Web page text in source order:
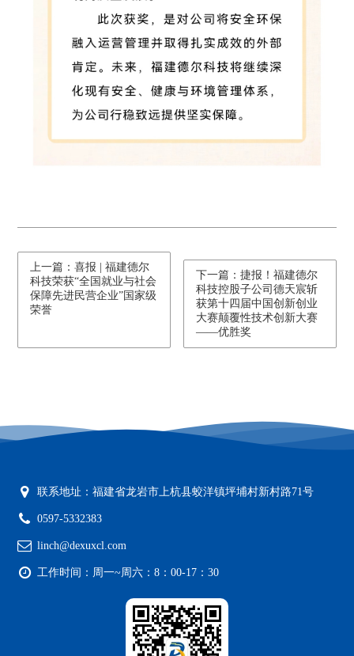
上一篇：喜报 | 福建德尔
科技荣获“全国就业与社会
保障先进民营企业”国家级
荣誉
下一篇：捷报！福建德尔
科技控股子公司德天宸斩
获第十四届中国创新创业
大赛颠覆性技术创新大赛
——优胜奖
联系地址：福建省龙岩市上杭县蛟洋镇坪埔村新村路71号
0597-5332383
linch@dexuxcl.com
工作时间：周一~周六：8：00-17：30